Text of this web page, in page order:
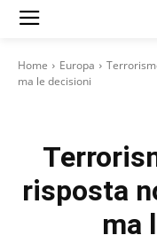
Home Europa
ma le decisioni
risposta
ma